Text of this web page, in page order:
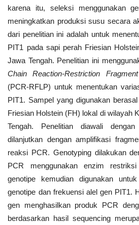
karena itu, seleksi menggunakan
meningkatkan produksi susu secara
dari penelitian ini adalah untuk
PIT1 pada sapi perah Friesian
Jawa Tengah. Penelitian ini
Chain Reaction-Restriction
(PCR-RFLP) untuk menentukan
PIT1. Sampel yang digunakan
Friesian Holstein (FH) lokal di wilayah
Tengah. Penelitian diawali
dilanjutkan dengan amplifikasi
reaksi PCR. Genotyping dilakukan
PCR menggunakan enzim
genotipe kemudian digunakan
genotipe dan frekuensi alel gen PIT1.
gen menghasilkan produk PCR
berdasarkan hasil sequencing